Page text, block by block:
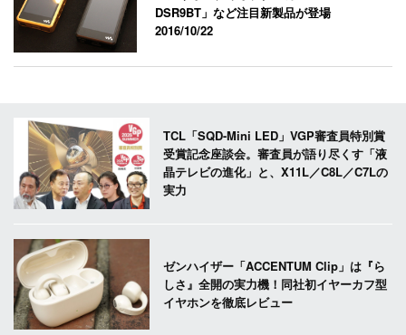
DSR9BT」など注目新製品が登場
2016/10/22
TCL「SQD-Mini LED」VGP審査員特別賞
受賞記念座談会。審査員が語り尽くす「液
晶テレビの進化」と、X11L／C8L／C7Lの
実力
ゼンハイザー「ACCENTUM Clip」は『ら
しさ』全開の実力機！同社初イヤーカフ型
イヤホンを徹底レビュー